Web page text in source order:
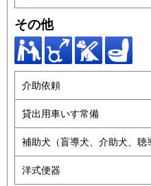
その他
介助依頼
貸出用車いす常備
補助犬（盲導犬、介助犬、聴
洋式便器